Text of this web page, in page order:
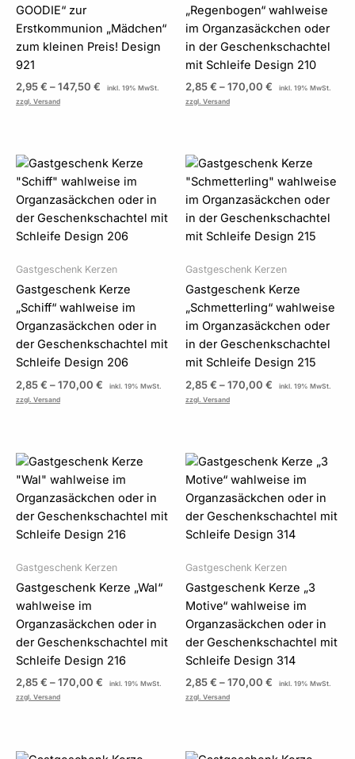
GOODIE“ zur
Erstkommunion „Mädchen“
zum kleinen Preis! Design
921
2,95€ –147,50 €
inkl. 19% MwSt.
zzgl. Versand
„Regenbogen“ wahlweise
im Organzasäckchen oder
in der Geschenkschachtel
mit Schleife Design 210
2,85€ –170,00 €
inkl. 19% MwSt.
zzgl. Versand
Gastgeschenk Kerzen
Gastgeschenk Kerze
„Schiff“ wahlweise im
Organzasäckchen oder in
der Geschenkschachtel mit
Schleife Design 206
2,85€ –170,00 €
Preisspanne:
2,85 €
bis
170,00 €
inkl. 19% MwSt.
zzgl. Versand
Gastgeschenk Kerzen
Gastgeschenk Kerze
„Schmetterling“ wahlweise
im Organzasäckchen oder
in der Geschenkschachtel
mit Schleife Design 215
2,85€ –170,00 €
Preisspanne:
2,85 €
bis
170,00 €
inkl. 19% MwSt.
zzgl. Versand
Gastgeschenk Kerzen
Gastgeschenk Kerze „Wal“
wahlweise im
Organzasäckchen oder in
der Geschenkschachtel mit
Schleife Design 216
2,85€ –170,00 €
Preisspanne:
bis
170,00 €
inkl. 19% MwSt.
zzgl. Versand
Gastgeschenk Kerzen
Gastgeschenk Kerze „3
Motive“ wahlweise im
Organzasäckchen oder in
der Geschenkschachtel mit
Schleife Design 314
2,85€ –170,00 €
Preisspanne:
bis
170,00 €
inkl. 19% MwSt.
zzgl. Versand
Preisspanne: Preisspanne: